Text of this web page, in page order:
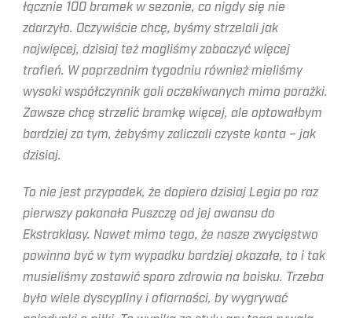
łącznie 100 bramek w sezonie, co nigdy się nie
zdarzyło. Oczywiście chcę, byśmy strzelali jak
najwięcej, dzisiaj też mogliśmy zobaczyć więcej
trafień. W poprzednim tygodniu również mieliśmy
wysoki współczynnik goli oczekiwanych mimo porażki.
Zawsze chcę strzelić bramkę więcej, ale optowałbym
bardziej za tym, żebyśmy zaliczali czyste konta – jak
dzisiaj.
To nie jest przypadek, że dopiero dzisiaj Legia po raz
pierwszy pokonała Puszczę od jej awansu do
Ekstraklasy. Nawet mimo tego, że nasze zwycięstwo
powinno być w tym wypadku bardziej okazałe, to i tak
musieliśmy zostawić sporo zdrowia na boisku. Trzeba
było wiele dyscypliny i ofiarności, by wygrywać